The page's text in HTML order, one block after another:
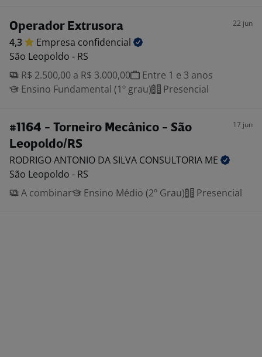
Operador Extrusora 22 jun
4,3 Empresa confidencial
São Leopoldo - RS
R$ 2.500,00 a R$ 3.000,00
Entre 1 e 3 anos
Ensino Fundamental (1º grau)
Presencial
#1164 - Torneiro Mecânico - São
Leopoldo/RS
17 jun
RODRIGO ANTONIO DA SILVA CONSULTORIA ME
São Leopoldo - RS
A combinar
Ensino Médio (2º Grau) Presencial